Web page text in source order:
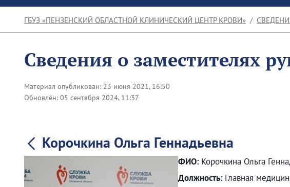
ГБУЗ «ПЕНЗЕНСКИЙ ОБЛАСТНОЙ КЛИНИЧЕСКИЙ ЦЕНТР КРОВИ»
Сведения о заместителях
Материал опубликован: 23 июня 2021, 16:50
Обновлён: 05 сентября 2024, 11:37
Корочкина Ольга Геннадьевна
ФИО: Корочкина Ольга
Должность: Главная